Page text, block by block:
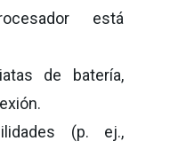
está
de batería,
(p. ej.,